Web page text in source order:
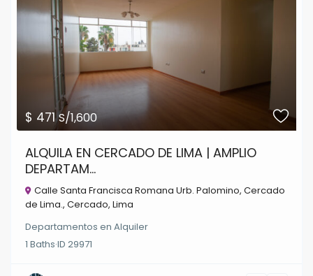
$ 471S/1,600
ALQUILA EN CERCADO DE LIMA | AMPLIO
DEPARTAM...
Calle Santa Francisca Romana Urb. Palomino, Cercado
de Lima.,Cercado,Lima
Departamentos enAlquiler
1 Baths·ID29971